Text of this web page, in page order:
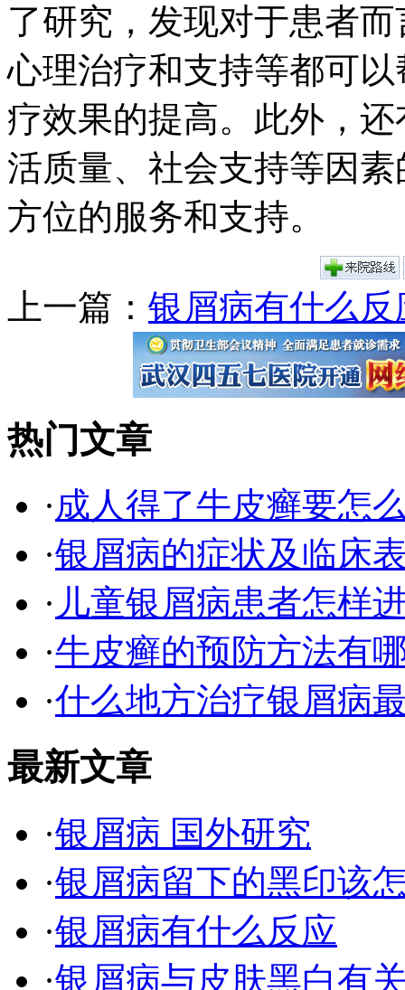
了研究，发现对于患者
心理治疗和支持等都可
疗效果的提高。此外，
活质量、社会支持等因
方位的服务和支持。
上一篇： 银屑病有什么反
热门文章
·成人得了牛皮癣要怎
·银屑病的症状及临床
· 儿童银屑病患者怎样
·牛皮癣的预防方法有
·什么地方治疗银屑病
最新文章
·银屑病 国外研究
·银屑病留下的黑印该
·银屑病有什么反应
·银屑病与皮肤黑白有